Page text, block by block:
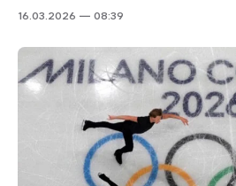
16.03.2026 — 08:39